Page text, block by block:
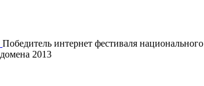
Победитель интернет фестиваля национального
домена 2013